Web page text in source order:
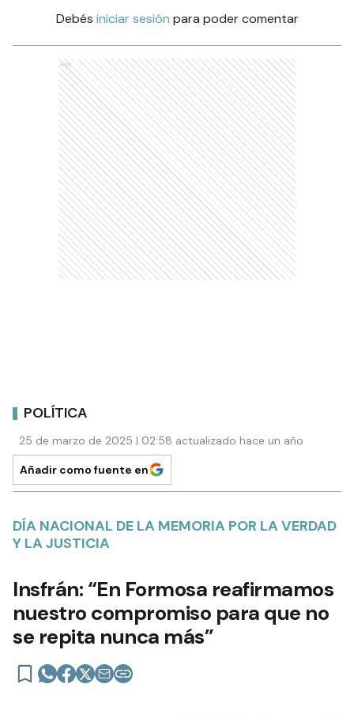
Debés iniciar sesión para poder comentar
Ads
POLÍTICA
25 de marzo de 2025 | 02:58 actualizado hace un año
Añadir como fuente en
DÍA NACIONAL DE LA MEMORIA POR LA VERDAD
Y LA JUSTICIA
Insfrán: “En Formosa reafirmamos
nuestro compromiso para que no
se repita nunca más”